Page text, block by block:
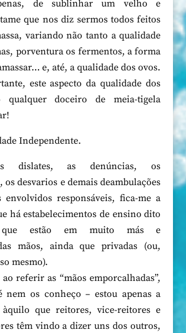
de sublinhar um velho e
que nos diz sermos todos feitos
variando não tanto a qualidade
porventura os fermentos, a forma
e, até, a qualidade dos ovos.
este aspecto da qualidade dos
qualquer doceiro de meia-tigela
Independente.
dislates, as denúncias, os
os desvarios e demais deambulações
envolvidos responsáveis, fica-me a
há estabelecimentos de ensino dito
que estão em muito más e
mãos, ainda que privadas (ou,
mesmo).
referir as “mãos emporcalhadas”,
nem os conheço – estou apenas a
àquilo que reitores, vice-reitores e
têm vindo a dizer uns dos outros,